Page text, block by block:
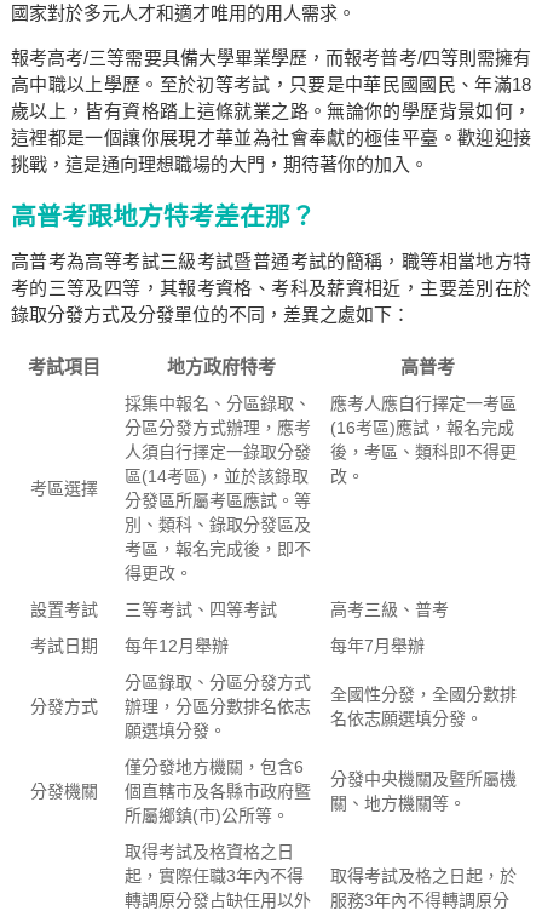
國家對於多元人才和適才唯用的用人需求。
報考高考/三等需要具備大學畢業學歷，而報考普考/四等則需擁有
高中職以上學歷。至於初等考試，只要是中華民國國民、年滿18
歲以上，皆有資格踏上這條就業之路。無論你的學歷背景如何，
這裡都是一個讓你展現才華並為社會奉獻的極佳平臺。歡迎迎接
挑戰，這是通向理想職場的大門，期待著你的加入。
高普考跟地方特考差在那？
高普考為高等考試三級考試暨普通考試的簡稱，職等相當地方特
考的三等及四等，其報考資格、考科及薪資相近，主要差別在於
錄取分發方式及分發單位的不同，差異之處如下：
考試項目 地方政府特考 高普考
考區選擇
採集中報名、分區錄取、
分區分發方式辦理，應考
人須自行擇定一錄取分發
區(14考區)，並於該錄取
分發區所屬考區應試。等
別、類科、錄取分發區及
考區，報名完成後，即不
得更改。
應考人應自行擇定一考區
(16考區)應試，報名完成
後，考區、類科即不得更
改。
設置考試 三等考試、四等考試
高考三級、普考
考試日期
每年12月舉辦 每年7月舉辦
分發方式
分區錄取、分區分發方式
辦理，分區分數排名依志
願選填分發。
全國性分發，全國分數排
名依志願選填分發。
分發機關
僅分發地方機關，包含6
個直轄市及各縣市政府暨
所屬鄉鎮(市)公所等。
分發中央機關及暨所屬機
關、地方機關等。
取得考試及格資格之日
起，實際任職3年內不得
轉調原分發占缺任用以外
取得考試及格之日起，於
服務3年內不得轉調原分